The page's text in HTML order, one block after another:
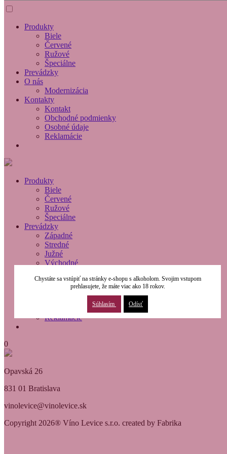
Produkty
Biele
Červené
Ružové
Špeciálne
Prevádzky
O nás
Modernizácia
Kontakty
Kontakt
Obchodné podmienky
Osobné údaje
Reklamácie
Produkty
Biele
Červené
Ružové
Špeciálne
Prevádzky
Západné
Stredné
Južné
Východné
Modernizácia
Reklamácie
0
Opavská 26
831 01 Bratislava
vinolevice@vinolevice.sk
Copyright 2026® Víno Levice s.r.o. created by Fabrika
Chystáte sa vstúpiť na stránky e-shopu s alkoholom. Svojim vstupom
prehlasujete, že máte viac ako 18 rokov.
Súhlasím Odísť